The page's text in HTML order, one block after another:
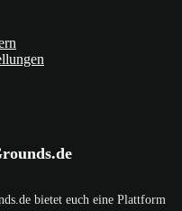
bietet euch eine Plattform